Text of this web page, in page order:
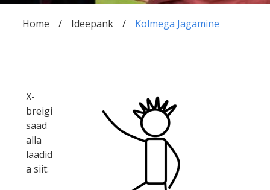
Home Ideepank Kolmega Jagamine
X-
breigi
saad
alla
laadid
a siit: